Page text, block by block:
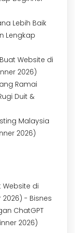
Lebih Baik
Lengkap
Website di
2026)
Ramai
Duit &
Malaysia
2026)
Website di
- Bisnes
ChatGPT
2026)